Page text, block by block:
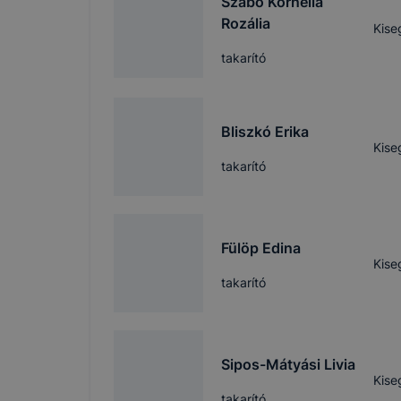
Rozália
takarító
Bliszkó Erika
takarító
Fülöp Edina
takarító
Sipos-Mátyási Livia